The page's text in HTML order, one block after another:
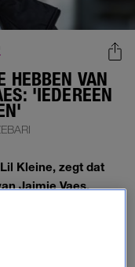
HEBBEN VAN
'IEDEREEN
Kleine, zegt dat
Jaimie Vaes.